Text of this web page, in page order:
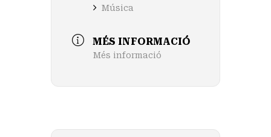
Música
MÉS INFORMACIÓ
Més informació